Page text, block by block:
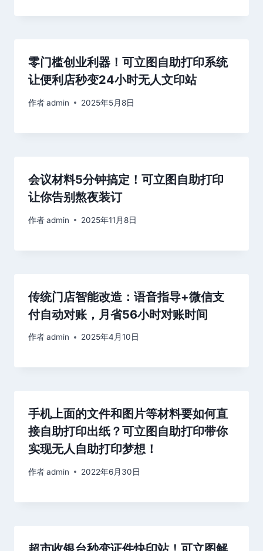
零门槛创业利器！可立图自助打印系统
让便利店秒变24小时无人文印站
作者admin 2025年5月8日
会议材料5分钟搞定！可立图自助打印
让你告别熬夜装订
作者admin 2025年11月8日
传统门店智能改造：语音指导+微信支
付自动对账，月省56小时对账时间
作者admin 2025年4月10日
手机上面的文件和图片等材料要如何直
接自助打印出纸？可立图自助打印带你
实现无人自助打印梦想！
作者admin 2022年6月30日